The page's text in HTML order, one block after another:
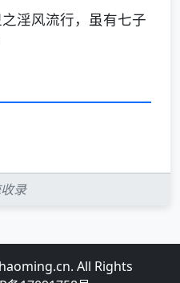
之淫风流行，虽有七子
录
All Rights